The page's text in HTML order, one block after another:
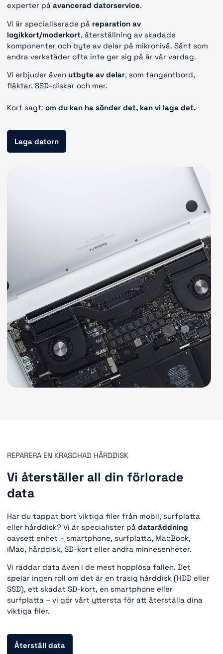
experter på avancerad datorservice.
Vi är specialiserade på reparation av
logikkort/moderkort, återställning av skadade
komponenter och byte av delar på mikronivå. Sånt som
andra verkstäder ofta inte ger sig på är vår vardag.
Vi erbjuder även utbyte av delar, som tangentbord,
fläktar, SSD-diskar och mer.
Kort sagt: om du kan ha sönder det, kan vi laga det.
Laga datorn
REPARERA EN KRASCHAD HÅRDDISK
Vi återställer all din förlorade
data
Har du tappat bort viktiga filer från mobil, surfplatta
eller hårddisk? Vi är specialister på dataräddning
oavsett enhet – smartphone, surfplatta, MacBook,
iMac, hårddisk, SD-kort eller andra minnesenheter.
Vi räddar data även i de mest hopplösa fallen. Det
spelar ingen roll om det är en trasig hårddisk (HDD eller
SSD), ett skadat SD-kort, en smartphone eller
surfplatta – vi gör vårt yttersta för att återställa dina
viktiga filer.
Återställ data